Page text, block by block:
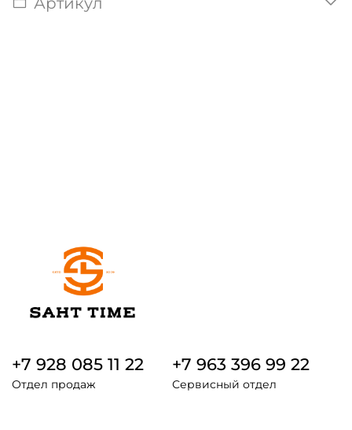
+7 928 085 11 22
Отдел продаж
+7 963 396 99 22
Сервисный отдел